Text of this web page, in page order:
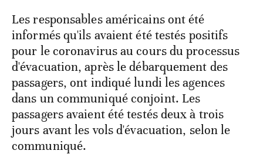
Les responsables américains ont été
informés qu'ils avaient été testés positifs
pour le coronavirus au cours du processus
d'évacuation, après le débarquement des
passagers, ont indiqué lundi les agences
dans un communiqué conjoint. Les
passagers avaient été testés deux à trois
jours avant les vols d'évacuation, selon le
communiqué.